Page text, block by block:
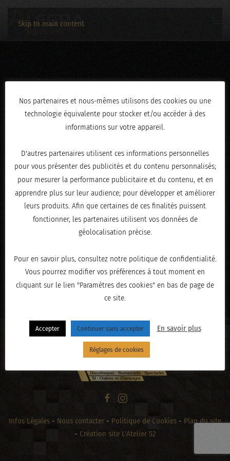
Skip to main content
AN0A9854
ÉCRIT LEAVRIL 30, 2026 .
« PRÉCÉDENT
Infos Légales - Nous contacter - Politique de Cookies - Plan du site
- Création site L'Atelier 52
Nos partenaires et nous-mêmes utilisons des cookies ou une
technologie équivalente pour stocker et/ou accéder à des
informations sur votre appareil.
D'autres partenaires utilisent ces informations personnelles
pour vous présenter des publicités et du contenu personnalisés;
pour mesurer la performance publicitaire et du contenu, et en
apprendre plus sur leur audience; pour développer et améliorer
leurs produits. Afin que certaines de ces finalités puissent
fonctionner, les partenaires utilisent vos données de
géolocalisation précise.
Pour en savoir plus, consultez notre politique de confidentialité.
Vous pourrez modifier vos préférences à tout moment en
cliquant sur le lien "Paramètres des cookies" en bas de page de
ce site.
Accepter Continuer sans accepter En savoir plus
Réglages de cookies